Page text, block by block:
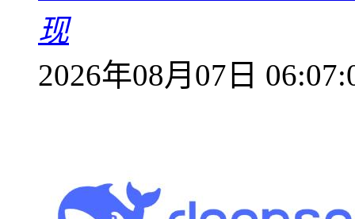
现
2026年08月07日